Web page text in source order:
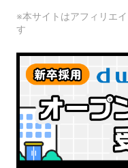
※本サイトはアフィリエ
す